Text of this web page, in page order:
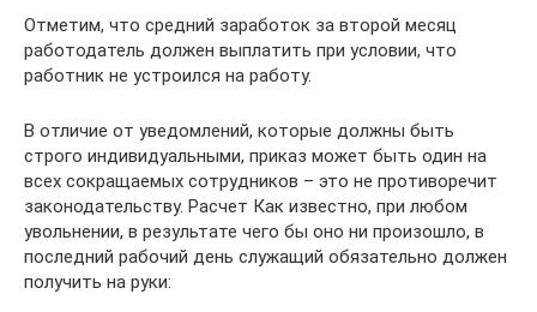
Отметим, что средний заработок за второй месяц
работодатель должен выплатить при условии, что
работник не устроился на работу.
В отличие от уведомлений, которые должны быть
строго индивидуальными, приказ может быть один на
всех сокращаемых сотрудников – это не противоречит
законодательству. Расчет Как известно, при любом
увольнении, в результате чего бы оно ни произошло, в
последний рабочий день служащий обязательно должен
получить на руки: